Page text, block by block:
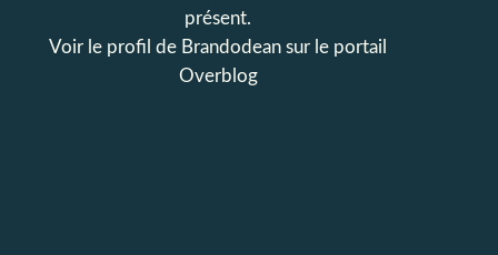
présent.
Voir le profil de Brandodean sur le portail
Overblog